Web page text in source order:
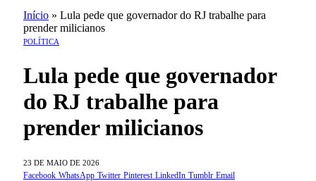
Início » Lula pede que governador do RJ trabalhe para
prender milicianos
POLÍTICA
Lula pede que governador
do RJ trabalhe para
prender milicianos
23 DE MAIO DE 2026
Facebook WhatsApp Twitter Pinterest LinkedIn Tumblr Email